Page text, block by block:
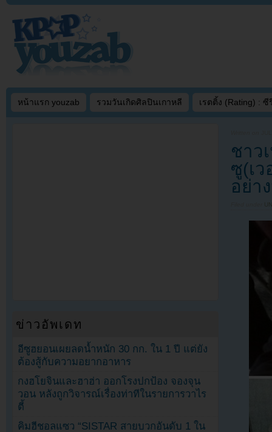
หน้าแรก youzab รวมวันเกิดศิลปินเกาหลี เรตติ้ง (Rating) : ซี
ชาว
ซู(เ
อย่า
ข่าวอัพเดท
อีซูฮยอนเผยลดน้ำหนัก 30 กก. ใน 1 ปี แต่ยัง
ต้องสู้กับความอยากอาหาร
กงฮโยจินและฮาฮ่า ออกโรงปกป้อง จองจุน
วอน หลังถูกวิจารณ์เรื่องท่าทีในรายการวาไร
ตี้
คิมฮีชอลแซว “SISTAR สายบวกอันดับ 1 ใน